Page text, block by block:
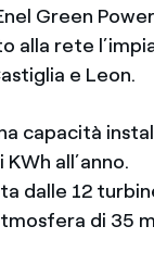
Green
alla rete
e Leon.
capacità
all’anno.
dalle 12
di 35